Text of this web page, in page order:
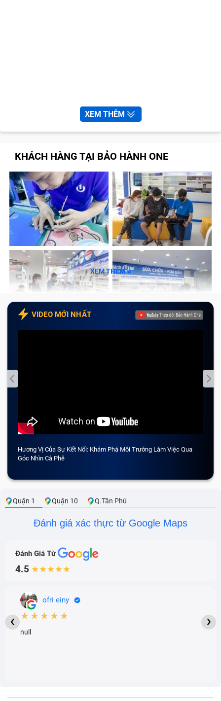
XEM THÊM
KHÁCH HÀNG TẠI BẢO HÀNH ONE
XEM THÊM
VIDEO MỚI NHẤT
Hương Vị Của Sự Kết Nối: Khám Phá Môi Trường Làm Việc Qua
Góc Nhìn Cà Phê
Quận 1 Quận 10 Q.Tân Phú
Đánh giá xác thực từ Google Maps
Đánh Giá Từ
4.5 ★★★★★
ofri einy
★★★★★
null
‹ ›